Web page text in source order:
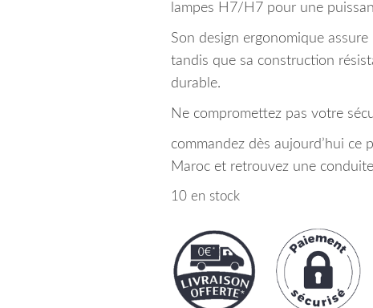
lampes H7/H7 pour une
Son design ergonomique
tandis que sa construction
durable.
Ne compromettez pas votre
commandez dès aujourd’hui ce
Maroc et retrouvez une
10 en stock